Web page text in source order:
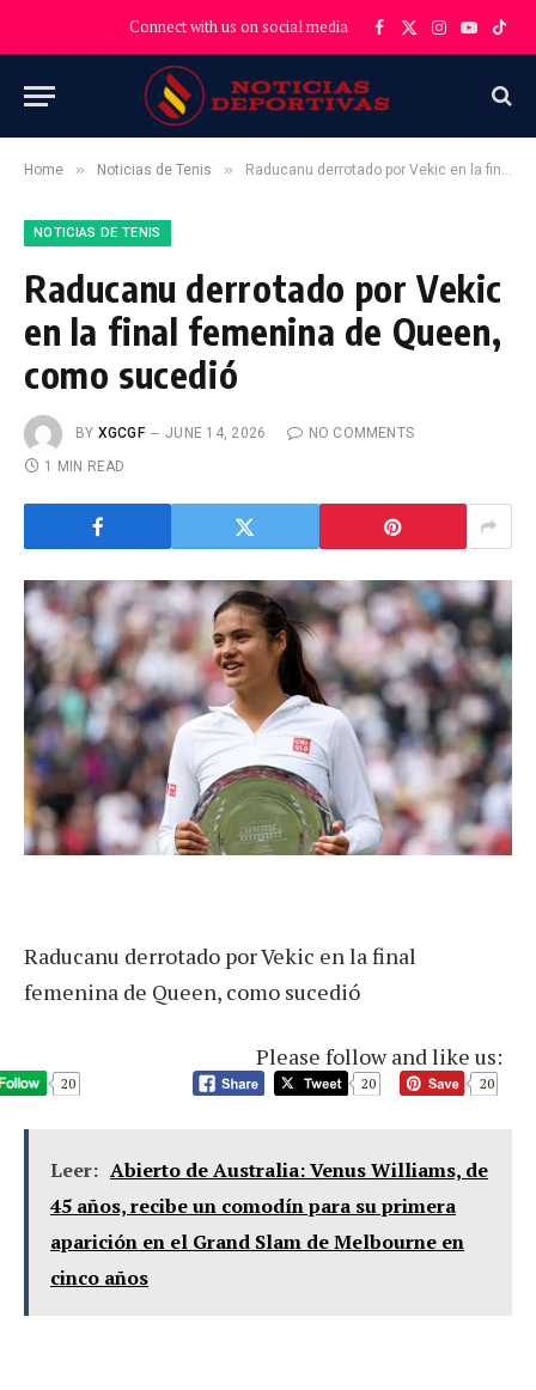
Connect with us on social media Facebook
X
Instagram
YouTube
Home » Noticias de Tenis » Raducanu derrotado por Vekic en la final femenina de Queen, como sucedió
NOTICIAS DE TENIS
Raducanu derrotado por Vekic
en la final femenina de Queen,
como sucedió
BY XGCGF JUNE 14, 2026
NO COMMENTS
1 MIN READ
Raducanu derrotado por Vekic en la final
femenina de Queen, como sucedió
Please follow and like us:
20 20 20
Leer: Abierto de Australia: Venus Williams, de
45 años, recibe un comodín para su primera
aparición en el Grand Slam de Melbourne en
cinco años